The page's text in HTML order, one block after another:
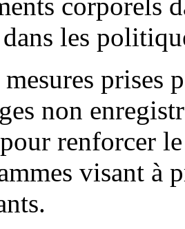
les
prises
non
renforcer
visant à